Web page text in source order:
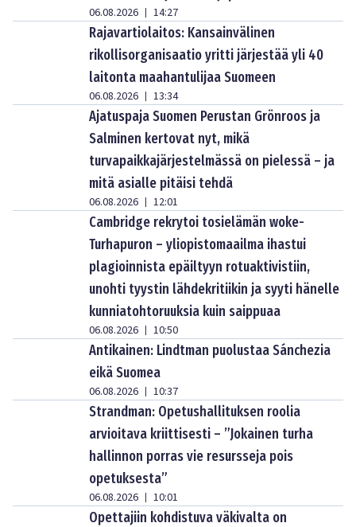
06.08.2026 | 14:27
Rajavartiolaitos: Kansainvälinen
rikollisorganisaatio yritti järjestää yli 40
laitonta maahantulijaa Suomeen
06.08.2026 | 13:34
Ajatuspaja Suomen Perustan Grönroos ja
Salminen kertovat nyt, mikä
turvapaikkajärjestelmässä on pielessä – ja
mitä asialle pitäisi tehdä
06.08.2026 | 12:01
Cambridge rekrytoi tosielämän woke-
Turhapuron – yliopistomaailma ihastui
plagioinnista epäiltyyn rotuaktivistiin,
unohti tyystin lähdekritiikin ja syyti hänelle
kunniatohtoruuksia kuin saippuaa
06.08.2026 | 10:50
Antikainen: Lindtman puolustaa Sánchezia
eikä Suomea
06.08.2026 | 10:37
Strandman: Opetushallituksen roolia
arvioitava kriittisesti – ”Jokainen turha
hallinnon porras vie resursseja pois
opetuksesta”
06.08.2026 | 10:01
Opettajiin kohdistuva väkivalta on